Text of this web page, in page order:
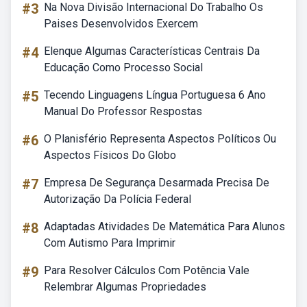
#3 Na Nova Divisão Internacional Do Trabalho Os
Paises Desenvolvidos Exercem
#4 Elenque Algumas Características Centrais Da
Educação Como Processo Social
#5 Tecendo Linguagens Língua Portuguesa 6 Ano
Manual Do Professor Respostas
#6 O Planisfério Representa Aspectos Políticos Ou
Aspectos Físicos Do Globo
#7 Empresa De Segurança Desarmada Precisa De
Autorização Da Polícia Federal
#8 Adaptadas Atividades De Matemática Para Alunos
Com Autismo Para Imprimir
#9 Para Resolver Cálculos Com Potência Vale
Relembrar Algumas Propriedades